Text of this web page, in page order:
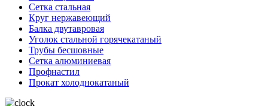
Сетка стальная
Круг нержавеющий
Балка двутавровая
Уголок стальной горячекатаный
Трубы бесшовные
Сетка алюминиевая
Профнастил
Прокат холоднокатаный